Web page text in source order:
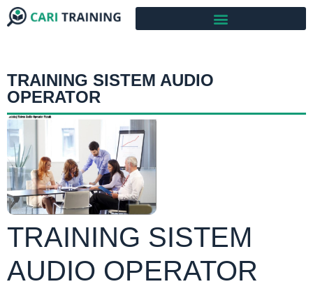
TRAINING SISTEM AUDIO
OPERATOR
TRAINING SISTEM
AUDIO OPERATOR